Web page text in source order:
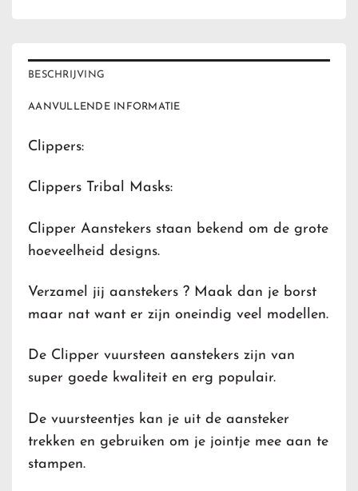
BESCHRIJVING
AANVULLENDE INFORMATIE
Clippers:
Clippers Tribal Masks:
Clipper Aanstekers staan bekend om de grote
hoeveelheid designs.
Verzamel jij aanstekers ? Maak dan je borst
maar nat want er zijn oneindig veel modellen.
De Clipper vuursteen aanstekers zijn van
super goede kwaliteit en erg populair.
De vuursteentjes kan je uit de aansteker
trekken en gebruiken om je jointje mee aan te
stampen.